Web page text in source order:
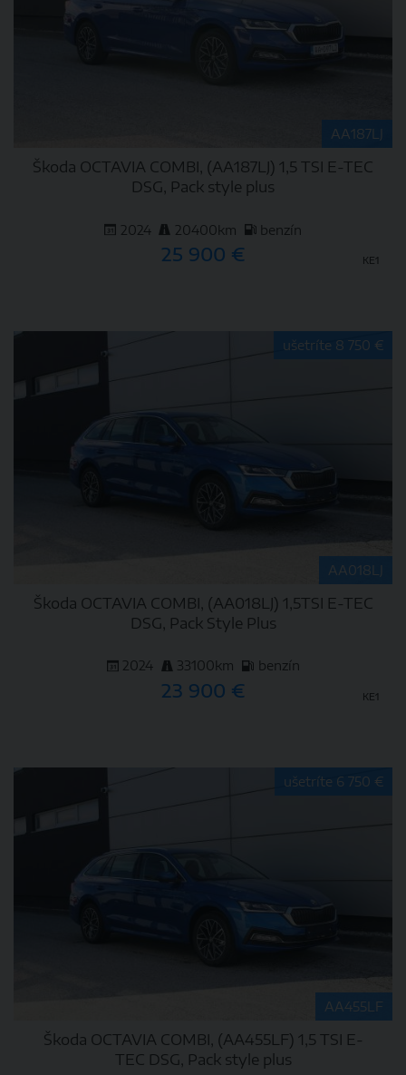
AA187LJ
Škoda OCTAVIA COMBI, (AA187LJ) 1,5 TSI E-TEC
DSG, Pack style plus
2024 20400km benzín
25 900 € KE1
AA018LJ
ušetríte 8 750 €
Škoda OCTAVIA COMBI, (AA018LJ) 1,5TSI E-TEC
DSG, Pack Style Plus
2024 33100km benzín
23 900 € KE1
AA455LF
ušetríte 6 750 €
Škoda OCTAVIA COMBI, (AA455LF) 1,5 TSI E-
TEC DSG, Pack style plus